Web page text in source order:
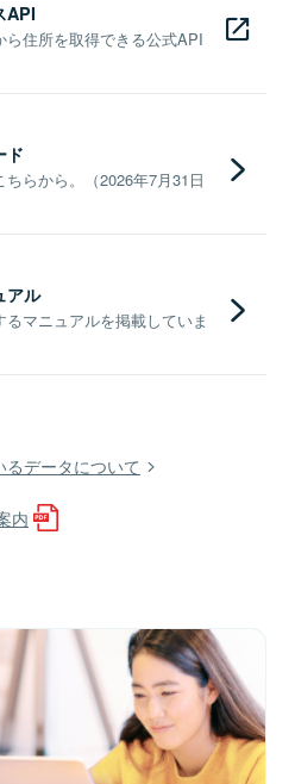
API
住所を取得できる公式API
ド
らから。（2026年7月31日
アル
マニュアルを掲載していま
データについて
内